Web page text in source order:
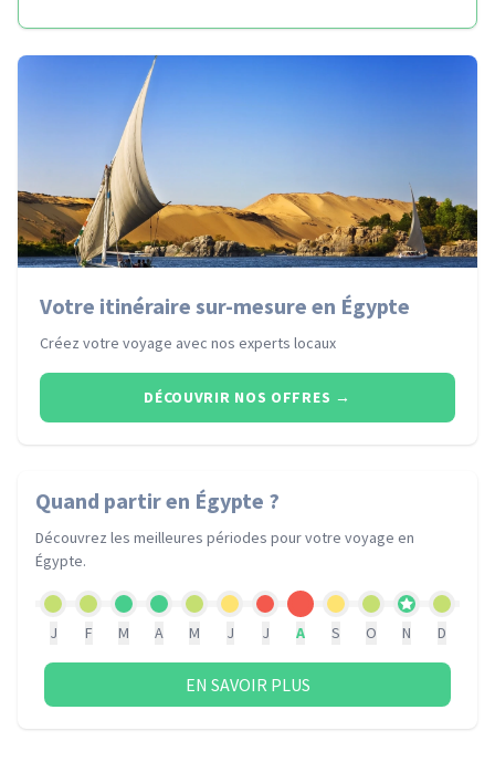
Votre itinéraire sur-mesure en Égypte
Créez votre voyage avec nos experts locaux
DÉCOUVRIR NOS OFFRES →
Quand partiren Égypte ?
Découvrez les meilleures périodes pour votre voyage en
Égypte.
J F M A M J J A S O N D
EN SAVOIR PLUS